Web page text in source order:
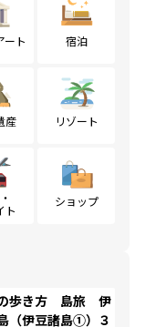
ート 宿泊
産 リゾート
ト
ショップ
歩き方 島旅 伊
（伊豆諸島①）３